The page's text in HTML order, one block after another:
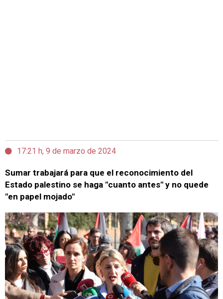
17:21 h, 9 de marzo de 2024
Sumar trabajará para que el reconocimiento del
Estado palestino se haga "cuanto antes" y no quede
"en papel mojado"